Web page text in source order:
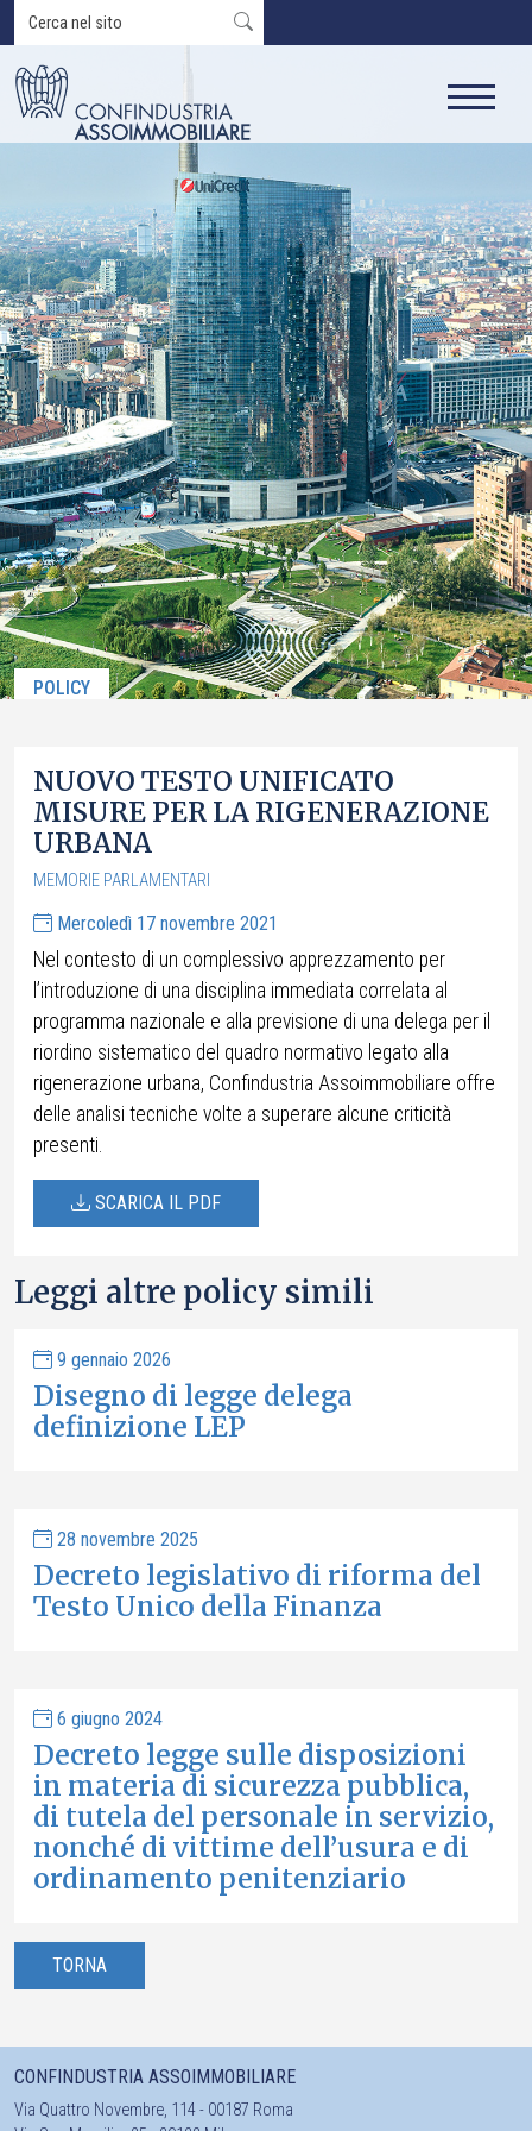
POLICY
NUOVO TESTO UNIFICATO
MISURE PER LA RIGENERAZIONE
URBANA
MEMORIE PARLAMENTARI
Mercoledì 17 novembre 2021
Nel contesto di un complessivo apprezzamento per
l’introduzione di una disciplina immediata correlata al
programma nazionale e alla previsione di una delega per il
riordino sistematico del quadro normativo legato alla
rigenerazione urbana, Confindustria Assoimmobiliare offre
delle analisi tecniche volte a superare alcune criticità
presenti.
SCARICA IL PDF
Leggi altre policy simili
9 gennaio 2026
Disegno di legge delega
definizione LEP
28 novembre 2025
Decreto legislativo di riforma del
Testo Unico della Finanza
6 giugno 2024
Decreto legge sulle disposizioni
in materia di sicurezza pubblica,
di tutela del personale in servizio,
nonché di vittime dell’usura e di
ordinamento penitenziario
TORNA
CONFINDUSTRIA ASSOIMMOBILIARE
Via Quattro Novembre, 114 - 00187 Roma